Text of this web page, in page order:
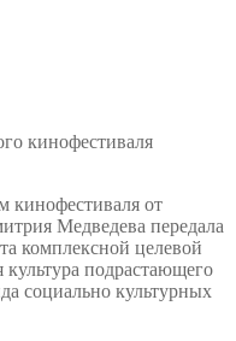
кинофестиваля
кинофестиваля от
Медведева передала
комплексной целевой
подрастающего
социально культурных